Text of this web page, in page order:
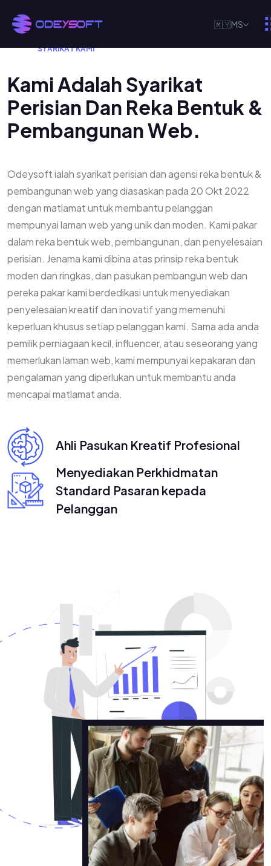
🇲🇾MS
SYARIKATKAMI
KamiAdalah Syarikat
Perisian Dan Reka Bentuk &
PembangunanWeb.
Odeysoft ialah syarikat perisian dan agensi reka bentuk &
pembangunan web yang diasaskan pada 20 Okt 2022
dengan matlamat untuk membantu pelanggan
mempunyai laman web yang unik dan moden. Kami pakar
dalam reka bentuk web, pembangunan, dan penyelesaian
perisian. Jenama kami dibina atas prinsip reka bentuk
moden dan ringkas, dan pasukan pembangun web dan
pereka pakar kami berdedikasi untuk menyediakan
penyelesaian kreatif dan inovatif yang memenuhi
keperluan khusus setiap pelanggan kami. Sama ada anda
pemilik perniagaan kecil, influencer, atau seseorang yang
memerlukan laman web, kami mempunyai kepakaran dan
pengalaman yang diperlukan untuk membantu anda
mencapai matlamat anda.
Ahli Pasukan Kreatif Profesional
Menyediakan Perkhidmatan
Standard Pasaran kepada
Pelanggan